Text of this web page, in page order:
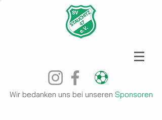
Wir bedanken uns bei unseren Sponsoren